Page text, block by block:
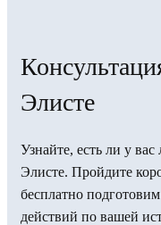
Элисте
Узнайте, есть ли у
Элисте. Пройдите
бесплатно
действий по вашей